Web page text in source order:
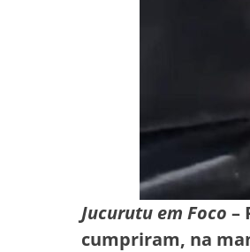
Jucurutu em Foco –
cumpriram, na